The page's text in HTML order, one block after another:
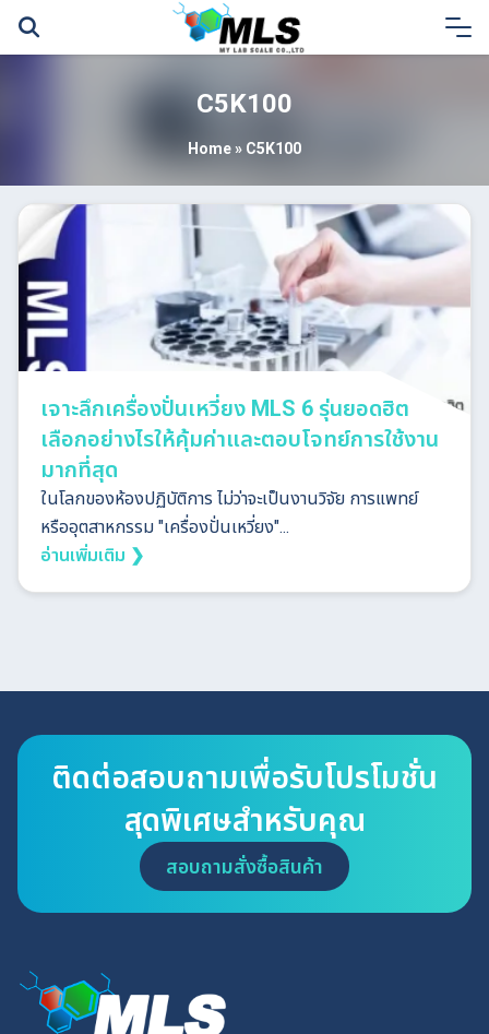
Skip
C5K100
Home» C5K100
เจาะลึกเครื่องปั่นเหวี่ยง MLS 6 รุ่นยอดฮิต
เลือกอย่างไรให้คุ้มค่าและตอบโจทย์การใช้งาน
มากที่สุด
ในโลกของห้องปฏิบัติการ ไม่ว่าจะเป็นงานวิจัย การแพทย์
หรืออุตสาหกรรม "เครื่องปั่นเหวี่ยง"...
อ่านเพิ่มเติม ❯
ติดต่อสอบถามเพื่อรับโปรโมชั่น
สุดพิเศษสำหรับคุณ
สอบถามสั่งซื้อสินค้า